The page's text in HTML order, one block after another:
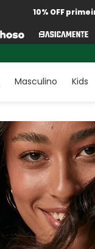
10% OFF
Masculino Kids